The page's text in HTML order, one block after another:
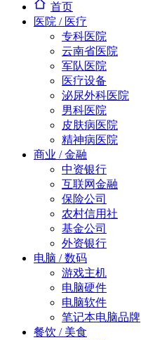
首页
医院 / 医疗
专科医院
云南省医院
军队医院
医疗设备
泌尿外科医院
男科医院
皮肤病医院
精神病医院
商业 / 金融
中资银行
互联网金融
保险公司
农村信用社
基金公司
外资银行
电脑 / 数码
游戏主机
电脑硬件
电脑软件
笔记本电脑品牌
餐饮 / 美食